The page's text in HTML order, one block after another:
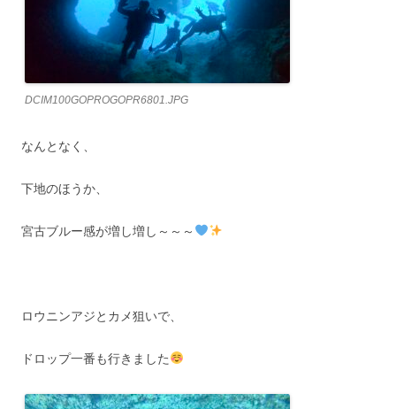
DCIM100GOPROGOPR6801.JPG
なんとなく、
下地のほうか、
宮古ブルー感が増し増し～～～
ロウニンアジとカメ狙いで、
ドロップ一番も行きました